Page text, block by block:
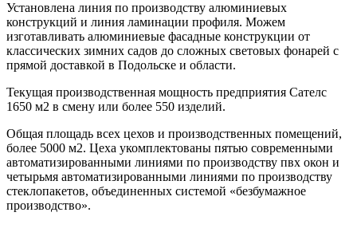
Установлена линия по производству алюминиевых
конструкций и линия ламинации профиля. Можем
изготавливать алюминиевые фасадные конструкции от
классических зимних садов до сложных световых фонарей с
прямой доставкой в Подольске и области.
Текущая производственная мощность предприятия Сателс
1650 м2 в смену или более 550 изделий.
Общая площадь всех цехов и производственных помещений,
более 5000 м2. Цеха укомплектованы пятью современными
автоматизированными линиями по производству пвх окон и
четырьмя автоматизированными линиями по производству
стеклопакетов, объединенных системой «безбумажное
производство».